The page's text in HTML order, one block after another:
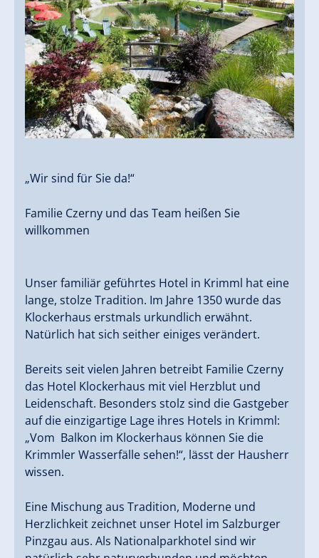
„Wir sind für Sie da!“
Familie Czerny und das Team heißen Sie
willkommen
Unser familiär geführtes Hotel in Krimml hat eine
lange, stolze Tradition. Im Jahre 1350 wurde das
Klockerhaus erstmals urkundlich erwähnt.
Natürlich hat sich seither einiges verändert.
Bereits seit vielen Jahren betreibt Familie Czerny
das Hotel Klockerhaus mit viel Herzblut und
Leidenschaft. Besonders stolz sind die Gastgeber
auf die einzigartige Lage ihres Hotels in Krimml:
„Vom Balkon im Klockerhaus können Sie die
Krimmler Wasserfälle sehen!“, lässt der Hausherr
wissen.
Eine Mischung aus Tradition, Moderne und
Herzlichkeit zeichnet unser Hotel im Salzburger
Pinzgau aus. Als Nationalparkhotel sind wir